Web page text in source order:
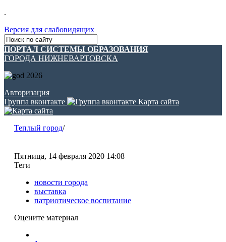
.
Версия для слабовидящих
ПОРТАЛ СИСТЕМЫ ОБРАЗОВАНИЯ
ГОРОДА НИЖНЕВАРТОВСКА
Авторизация
Группа вконтакте
Карта сайта
Теплый город/
Пятница, 14 февраля 2020 14:08
Теги
новости города
выставка
патриотическое воспитание
Оцените материал